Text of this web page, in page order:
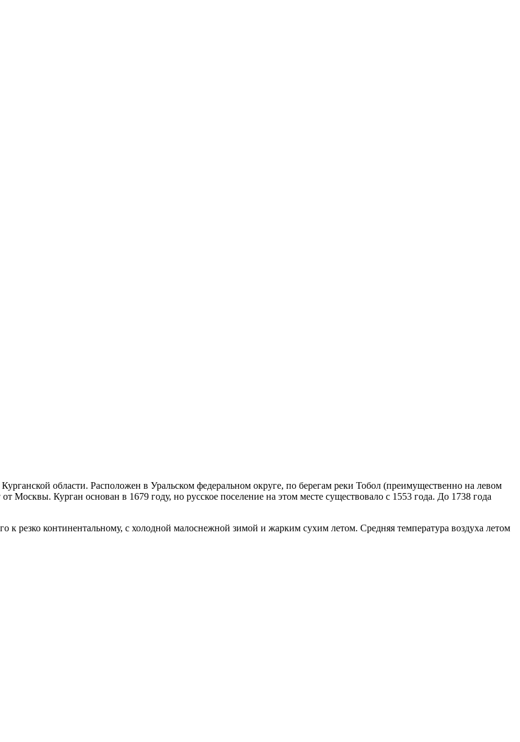
области. Расположен в Уральском федеральном округе, по берегам реки Тобол (преимущественно на левом
Москвы. Курган основан в 1679 году, но русское поселение на этом месте существовало с 1553 года. До 1738 года
резко континентальному, с холодной малоснежной зимой и жарким сухим летом. Средняя температура воздуха летом